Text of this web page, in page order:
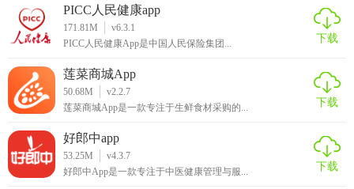
PICC人民健康app
171.81M
v6.3.1
PICC人民健康App是中国人民保险集团...
下载
莲菜商城App
50.68M
v2.2.7
莲菜商城App是一款专注于生鲜食材采购的...
下载
好郎中app
53.25M
v4.3.7
好郎中App是一款专注于中医健康管理与服...
下载